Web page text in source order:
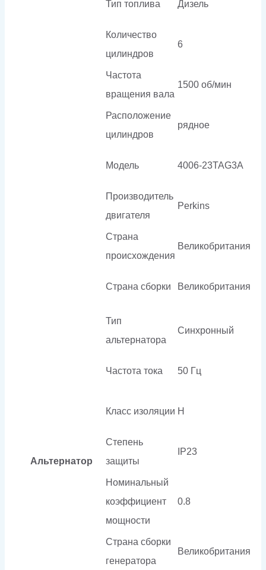
Тип топлива Дизель
Количество
цилиндров
6
Частота
вращения вала
1500 об/мин
Расположение
цилиндров
рядное
Модель 4006-23TAG3A
Производитель
двигателя
Perkins
Страна
происхождения
Великобритания
Страна сборки Великобритания
Альтернатор
Тип
альтернатора
Синхронный
Частота тока 50 Гц
Класс изоляции H
Степень
защиты
IP23
Номинальный
коэффициент
мощности
0.8
Страна сборки
генератора
Великобритания